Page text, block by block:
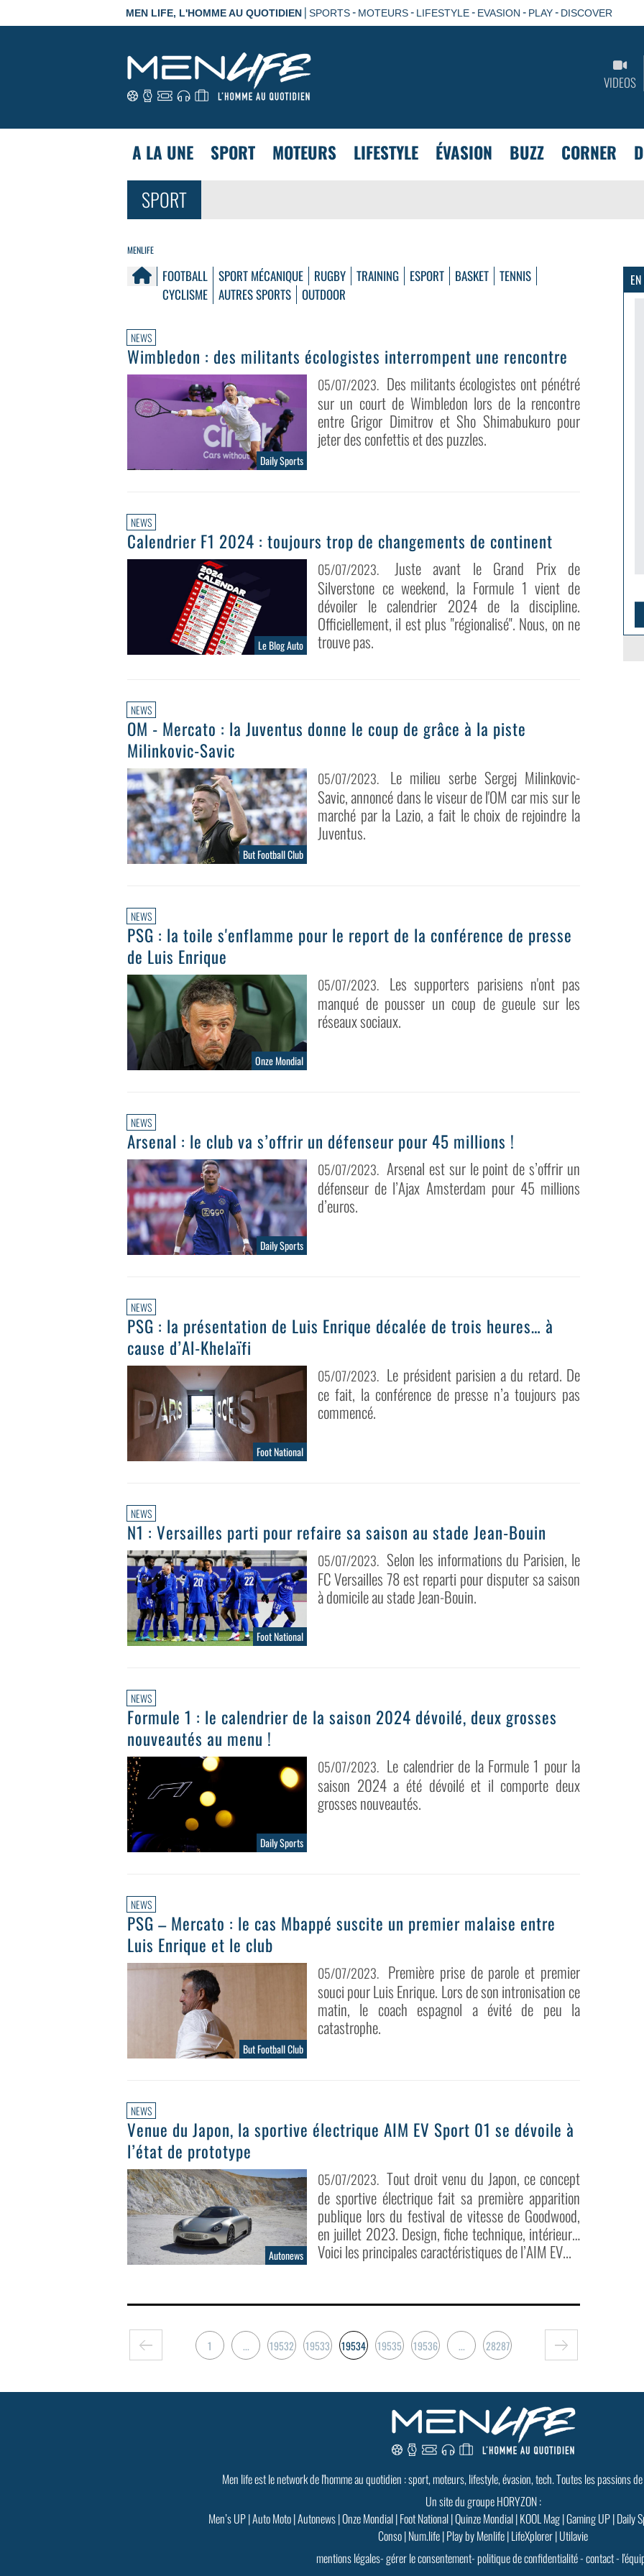
MEN LIFE, L'HOMME AU QUOTIDIEN | SPORTS- MOTEURS- LIFESTYLE- EVASION - PLAY- DISCOVER
VIDEOS
A LA UNE SPORT MOTEURS LIFESTYLE ÉVASION BUZZ CORNER
SPORT
MENLIFE
FOOTBALL SPORT MÉCANIQUE RUGBY TRAINING ESPORT BASKET TENNIS
CYCLISME AUTRES SPORTS OUTDOOR
NEWS
Wimbledon : des militants écologistes interrompent une rencontre
Daily Sports
05/07/2023. Des militants écologistes ont pénétré
sur un court de Wimbledon lors de la rencontre
entre Grigor Dimitrov et Sho Shimabukuro pour
jeter des confettis et des puzzles.
NEWS
Calendrier F1 2024 : toujours trop de changements de continent
Le Blog Auto
05/07/2023.
Juste avant le Grand Prix de
Silverstone ce weekend, la Formule 1 vient de
dévoiler le calendrier 2024 de la discipline.
Officiellement, il est plus "régionalisé". Nous, on ne
trouve pas.
NEWS
OM - Mercato : la Juventus donne le coup de grâce à la piste
Milinkovic-Savic
But Football Club
05/07/2023.
Le milieu serbe Sergej Milinkovic-
Savic, annoncé dans le viseur de l'OM car mis sur le
marché par la Lazio, a fait le choix de rejoindre la
Juventus.
NEWS
PSG : la toile s'enflamme pour le report de la conférence de presse
de Luis Enrique
Onze Mondial
05/07/2023.
Les supporters parisiens n'ont pas
manqué de pousser un coup de gueule sur les
réseaux sociaux.
NEWS
Arsenal : le club va s’offrir un défenseur pour 45 millions !
Daily Sports
05/07/2023. Arsenal est sur le point de s’offrir un
défenseur de l’Ajax Amsterdam pour 45 millions
d’euros.
NEWS
PSG : la présentation de Luis Enrique décalée de trois heures… à
cause d’Al-Khelaïfi
Foot National
05/07/2023. Le président parisien a du retard. De
ce fait, la conférence de presse n’a toujours pas
commencé.
NEWS
N1 : Versailles parti pour refaire sa saison au stade Jean-Bouin
Foot National
05/07/2023. Selon les informations du Parisien, le
FC Versailles 78 est reparti pour disputer sa saison
à domicile au stade Jean-Bouin.
NEWS
Formule 1 : le calendrier de la saison 2024 dévoilé, deux grosses
nouveautés au menu !
Daily Sports
05/07/2023. Le calendrier de la Formule 1 pour la
saison 2024 a été dévoilé et il comporte deux
grosses nouveautés.
NEWS
PSG – Mercato : le cas Mbappé suscite un premier malaise entre
Luis Enrique et le club
But Football Club
05/07/2023. Première prise de parole et premier
souci pour Luis Enrique. Lors de son intronisation ce
matin, le coach espagnol a évité de peu la
catastrophe.
NEWS
Venue du Japon, la sportive électrique AIM EV Sport 01 se dévoile à
l’état de prototype
Autonews
05/07/2023. Tout droit venu du Japon, ce concept
de sportive électrique fait sa première apparition
publique lors du festival de vitesse de Goodwood,
en juillet 2023. Design, fiche technique, intérieur…
Voici les principales caractéristiques de l’AIM EV...
1 ... 19532 19533 19534 19535 19536 ... 28287
Men life est le network de l'homme au quotidien : sport, moteurs, lifestyle, évasion, tech. Toutes les passions
Un site du groupe HORYZON :
Men’s UP|Auto Moto|Autonews|Onze Mondial|Foot National|Quinze Mondial|KOOL Mag|Gaming UP|Daily
Conso|Num.life|Play by Menlife|LifeXplorer|Utilavie
mentions légales-gérer le consentement-politique de confidentialité-contact-